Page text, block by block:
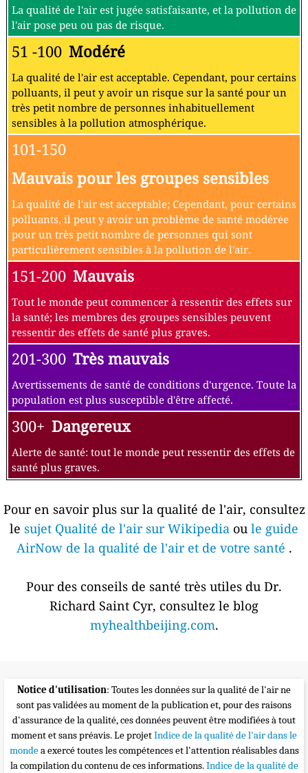
La qualité de l'air est jugée satisfaisante, et la pollution de
l'air pose peu ou pas de risque.
51 -100 Modéré
La qualité de l'air est acceptable. Cependant, pour certains
polluants, il peut y avoir un risque sur la santé pour un
très petit nombre de personnes inhabituellement
sensibles à la pollution atmosphérique.
101-150
Mauvais pour les groupes sensibles
La qualité de l'air est acceptable; Cependant, pour certains
polluants, il peut y avoir un problème de santé modérée
pour un très petit nombre de personnes qui sont
particulièrement sensibles à la pollution de l'air.
151-200 Mauvais
Tout le monde peut commencer à ressentir des effets sur
la santé; les membres des groupes sensibles peuvent
ressentir des effets de santé plus graves.
201-300 Très mauvais
Avertissements de santé de conditions d'urgence. Toute la
population est plus susceptible d'être affecté.
300+ Dangereux
Alerte de santé: tout le monde peut ressentir des effets de
santé plus graves.
Pour en savoir plus sur la qualité de l'air, consultez
le sujet Qualité de l'air sur Wikipedia ou le guide
AirNow de la qualité de l'air et de votre santé .
Pour des conseils de santé très utiles du Dr.
Richard Saint Cyr, consultez le blog
myhealthbeijing.com.
Notice d'utilisation: Toutes les données sur la qualité de l'air ne
sont pas validées au moment de la publication et, pour des raisons
d'assurance de la qualité, ces données peuvent être modifiées à tout
moment et sans préavis. Le projetIndice de la qualité de l'air dans le
mondea exercé toutes les compétences et l'attention réalisables dans
la compilation du contenu de ces informations.Indice de la qualité de